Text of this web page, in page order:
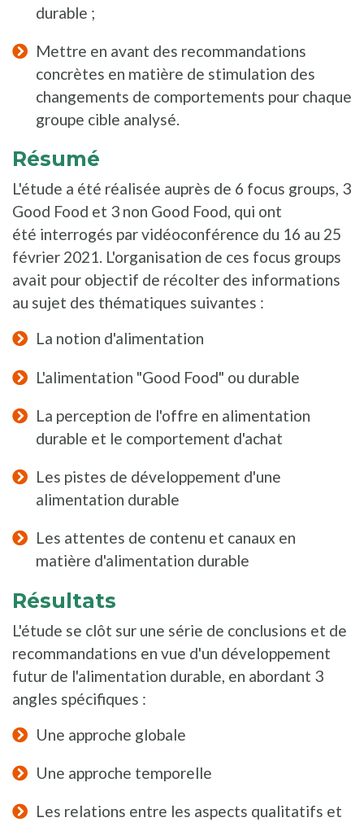
durable ;
Mettre en avant des recommandations
concrètes en matière de stimulation des
changements de comportements pour chaque
groupe cible analysé.
Résumé
L'étude a été réalisée auprès de 6 focus groups, 3
Good Food et 3 non Good Food, qui ont
été interrogés par vidéoconférence du 16 au 25
février 2021. L'organisation de ces focus groups
avait pour objectif de récolter des informations
au sujet des thématiques suivantes :
La notion d'alimentation
L'alimentation "Good Food" ou durable
La perception de l'offre en alimentation
durable et le comportement d'achat
Les pistes de développement d'une
alimentation durable
Les attentes de contenu et canaux en
matière d'alimentation durable
Résultats
L'étude se clôt sur une série de conclusions et de
recommandations en vue d'un développement
futur de l'alimentation durable, en abordant 3
angles spécifiques :
Une approche globale
Une approche temporelle
Les relations entre les aspects qualitatifs et